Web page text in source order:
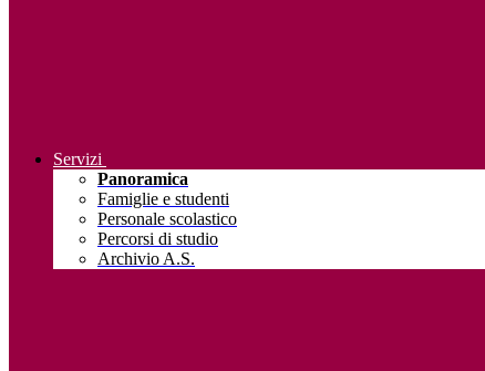
Servizi
Panoramica
Famiglie e studenti
Personale scolastico
Percorsi di studio
Archivio A.S.